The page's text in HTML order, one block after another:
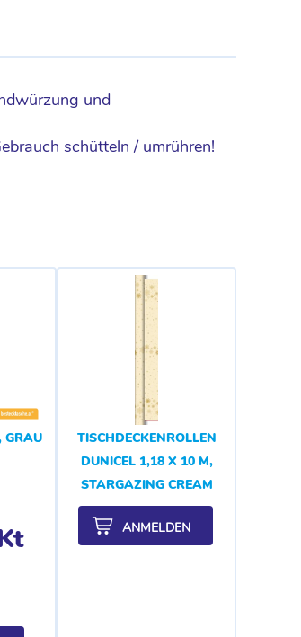
und
schütteln / umrühren!
GRAU
TISCHDECKENROLLEN
DUNICEL 1,18 X 10 M,
STARGAZING CREAM
ANMELDEN